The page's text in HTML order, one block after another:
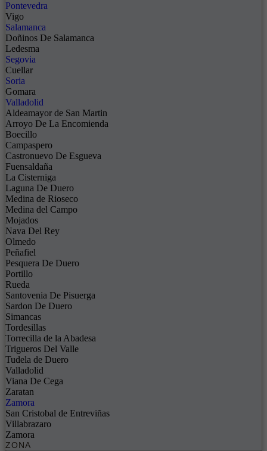
Pontevedra
Vigo
Salamanca
Doñinos De Salamanca
Ledesma
Segovia
Cuellar
Soria
Gomara
Valladolid
Aldeamayor de San Martin
Arroyo De La Encomienda
Boecillo
Campaspero
Castronuevo De Esgueva
Fuensaldaña
La Cisterniga
Laguna De Duero
Medina de Rioseco
Medina del Campo
Mojados
Nava Del Rey
Olmedo
Peñafiel
Pesquera De Duero
Portillo
Rueda
Santovenia De Pisuerga
Sardon De Duero
Simancas
Tordesillas
Torrecilla de la Abadesa
Trigueros Del Valle
Tudela de Duero
Valladolid
Viana De Cega
Zaratan
Zamora
San Cristobal de Entreviñas
Villabrazaro
Zamora
ZONA